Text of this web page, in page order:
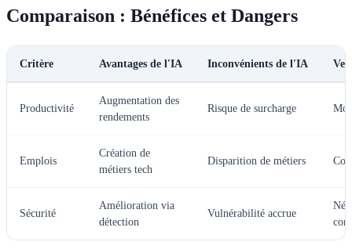
Comparaison : Bénéfices et Dangers
Critère Avantages de l'IA Inconvénients de l'IA
Productivité
Augmentation des
rendements
Risque de surcharge
Emplois
Création de
métiers tech
Disparition de métiers
Sécurité
Amélioration via
détection
Vulnérabilité accrue